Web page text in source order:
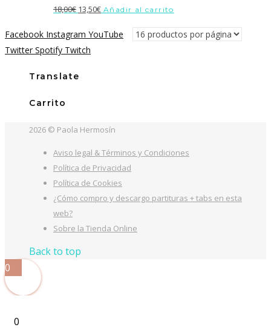
18,00€ El
original
era:
13,50€El
actual
Añadir al carrito
Facebook Instagram YouTube
Twitter Spotify Twitch
Translate
Carrito
2026 © Paola Hermosín
Aviso legal & Términos y Condiciones
Política de Privacidad
Política de Cookies
¿Cómo compro y descargo partituras + tabs en esta
web?
Sobre la Tienda Online
Back to top
0
0